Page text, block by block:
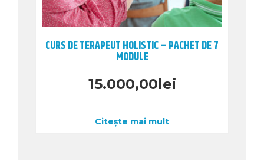
CURS DE TERAPEUT HOLISTIC – PACHET DE 7
MODULE
15.000,00lei
Citește mai mult